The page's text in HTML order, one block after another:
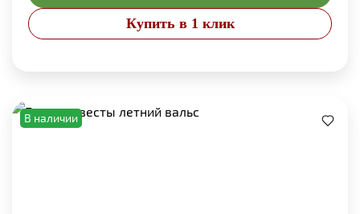
Купить в 1 клик
В наличии